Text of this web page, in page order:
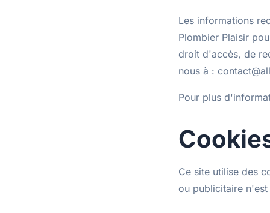
Les informations
Plombier Plaisir
droit d'accès, de
nous à :
Pour plus
Ce site utilise des
ou publicitaire